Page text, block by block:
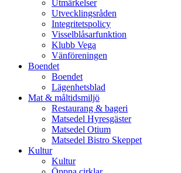
Utmärkelser
Utvecklingsråden
Integritetspolicy
Visselblåsarfunktion
Klubb Vega
Vänföreningen
Boendet
Boendet
Lägenhetsblad
Mat & måltidsmiljö
Restaurang & bageri
Matsedel Hyresgäster
Matsedel Otium
Matsedel Bistro Skeppet
Kultur
Kultur